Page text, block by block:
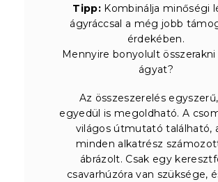
Tipp: Kombinálja minőségi
ágyráccsal a még jobb
érdekében.
Mennyire bonyolult
ágyat?
Az összeszerelés
egyedül is megoldható. A
világos útmutató található,
minden alkatrész
ábrázolt. Csak egy
csavarhúzóra van szüksége,